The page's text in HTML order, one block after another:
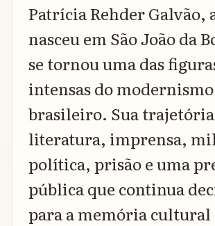
Patrícia Rehder Galvão,
nasceu em São João da
se tornou uma das
intensas do modernismo
brasileiro. Sua
literatura, imprensa,
política, prisão e uma
pública que continua
para a memória cultural